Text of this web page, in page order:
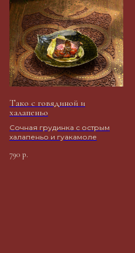
Тако с говядиной и
халапеньо
Сочная грудинка с острым
халапеньо и гуакамоле
790 р.